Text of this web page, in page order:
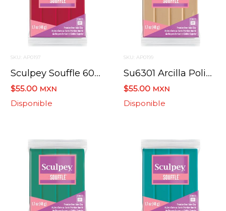
SKU: AP0197
Sculpey Souffle 6083 Pastel De Cereza / Cherry Pie 48.2 Grs.
$55.00 MXN
Disponible
SKU: AP0199
Su6301 Arcilla Polimerica Sculpey Souffle Cafe Con Leche
$55.00 MXN
Disponible